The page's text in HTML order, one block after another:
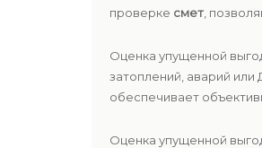
проверке смет ,
Оценка упущенной
затоплений, аварий
обеспечивает
Оценка упущенной